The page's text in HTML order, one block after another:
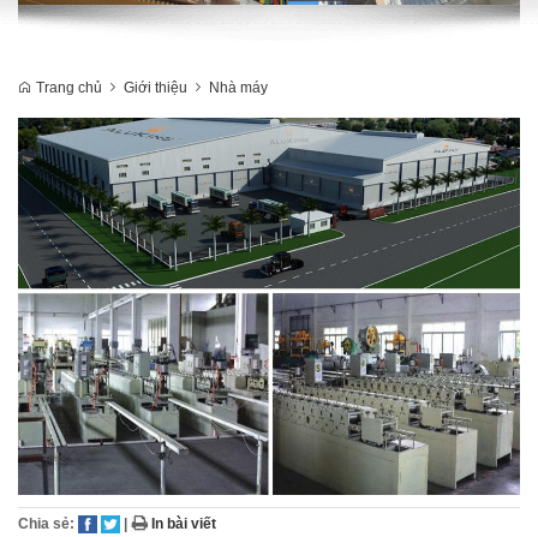
Trang chủ Giới thiệu Nhà máy
Chia sẻ: | In bài viết